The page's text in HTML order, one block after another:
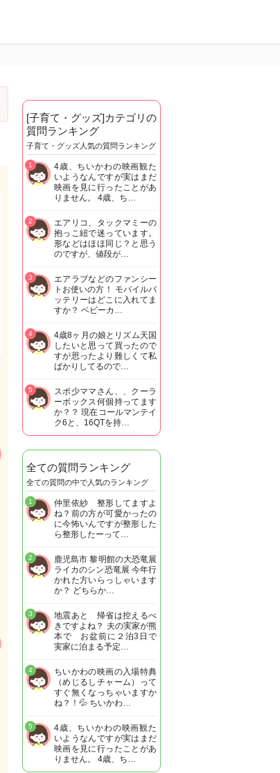
[子育て・グッズ]カテゴリの
質問ランキング
子育て・グッズ人気の質問ランキング
4歳、ちいかわの映画観た
いようなんですが実はまだ
映画を見に行ったことがあ
りません。 4歳、ち…
1
エアリコ、タックマミーの
抱っこ紐で迷っています。
形などはほほ同じ？と思う
のですが、値段が…
2
エアラブなどのファンシー
トお使いの方！ モバイルバ
ッテリーはどこに入れてま
すか？ ベビーカ…
3
4歳8ヶ月の娘とリズム天国
したいと思って買ったので
すが思ったより難しくて私
ばかりしてるので…
4
スポ少ママさん、、クーラ
ーボックス何個持ってます
か？？ 現在コールマンテイ
ク6と、16QTを持…
5
全ての質問ランキング
全ての質問の中で人気のランキング
仲里依紗 整形してますよ
ね？前の方が可愛かったの
に今怖いんですが整形した
ら整形したーって…
1
鹿児島市 黎明館の大恐竜展
ライカのシン恐竜展 今年行
かれた方いらっしゃいます
か？ どちらか…
2
地震あと 帰省は控えるべ
きですよね？ 夫の実家が熊
本で お盆前に２泊3日で
実家に泊まる予定…
3
ちいかわの映画の入場特典
（めじるしチャーム）って
すぐ無くなっちゃいますか
ね？！💦 ちいかわ…
4
4歳、ちいかわの映画観た
いようなんですが実はまだ
映画を見に行ったことがあ
りません。 4歳、ち…
5